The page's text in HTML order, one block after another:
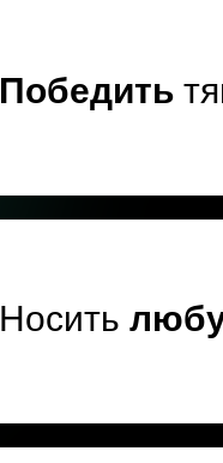
Победить
Носить